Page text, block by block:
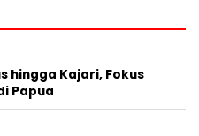
hingga Kajari, Fokus
Papua